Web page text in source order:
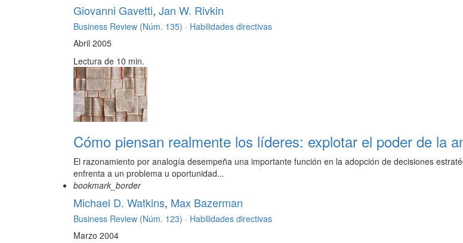
Giovanni Gavetti, Jan W. Rivkin
Business Review (Núm. 135) · Habilidades directivas
Abril 2005
Lectura de 10 min.
Cómo piensan realmente los líderes: explotar el poder de la
El razonamiento por analogía desempeña una importante función en la adopción de decisiones
enfrenta a un problema u oportunidad...
bookmark_border
Michael D. Watkins, Max Bazerman
Business Review (Núm. 123) · Habilidades directivas
Marzo 2004